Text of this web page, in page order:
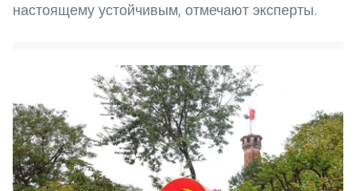
настоящему устойчивым, отмечают эксперты.